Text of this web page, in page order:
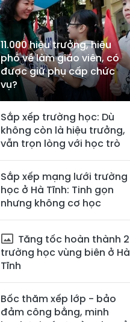
11.000 hiệu trưởng, hiệu
phó về làm giáo viên, có
được giữ phụ cấp chức
vụ?
Sắp xếp trường học: Dù
không còn là hiệu trưởng,
vẫn trọn lòng với học trò
Sắp xếp mạng lưới trường
học ở Hà Tĩnh: Tinh gọn
nhưng không cơ học
Tăng tốc hoàn thành 2
trường học vùng biên ở Hà
Tĩnh
Bốc thăm xếp lớp - bảo
đảm công bằng, minh